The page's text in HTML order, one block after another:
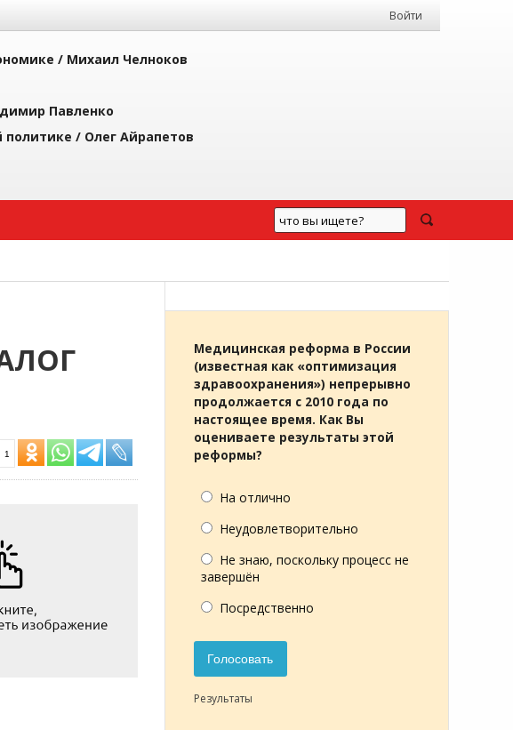
Войти
/ Михаил Челноков
Павленко
политике / Олег Айрапетов
1
Медицинская реформа в России
(известная как «оптимизация
здравоохранения») непрерывно
продолжается с 2010 года по
настоящее время. Как Вы
оцениваете результаты этой
реформы?
На отлично
Неудовлетворительно
Не знаю, поскольку процесс не
завершён
Посредственно
Голосовать
Результаты